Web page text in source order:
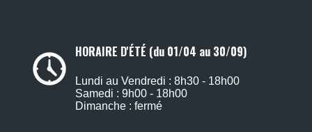
HORAIRE D'ÉTÉ (du 01/04 au 30/09)
Lundi au Vendredi : 8h30 - 18h00
Samedi : 9h00 - 18h00
Dimanche : fermé